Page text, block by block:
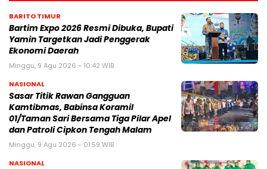
BARITO TIMUR
Bartim Expo 2026 Resmi Dibuka, Bupati
Yamin Targetkan Jadi Penggerak
Ekonomi Daerah
Minggu, 9 Agu 2026 - 10:42 WIB
NASIONAL
Sasar Titik Rawan Gangguan
Kamtibmas, Babinsa Koramil
01/Taman Sari Bersama Tiga Pilar Apel
dan Patroli Cipkon Tengah Malam
Minggu, 9 Agu 2026 - 01:59 WIB
NASIONAL